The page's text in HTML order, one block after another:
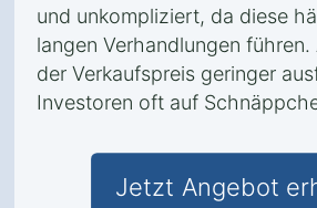
und unkompliziert, da diese
langen Verhandlungen führen.
der Verkaufspreis geringer
Investoren oft auf
Jetzt Angebot